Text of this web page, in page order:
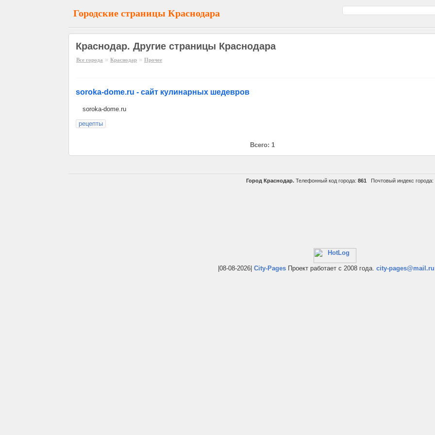
Городские страницы Краснодара
Краснодар. Другие страницы Краснодара
Все города » Краснодар » Прочее
soroka-dome.ru - сайт кулинарных шедевров
soroka-dome.ru
рецепты
Всего: 1
Город Краснодар. Телефонный код города: 861 Почтовый индекс города:
|08-08-2026| City-Pages Проект работает с 2008 года. city-pages@mail.ru